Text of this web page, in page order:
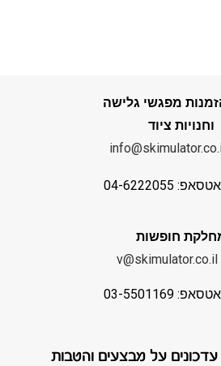
מפגשי גלישה
וחנויות ציוד
04-6222055
חופשות
v@skimulator.co.il
03-5501169
על מבצעים והטבות